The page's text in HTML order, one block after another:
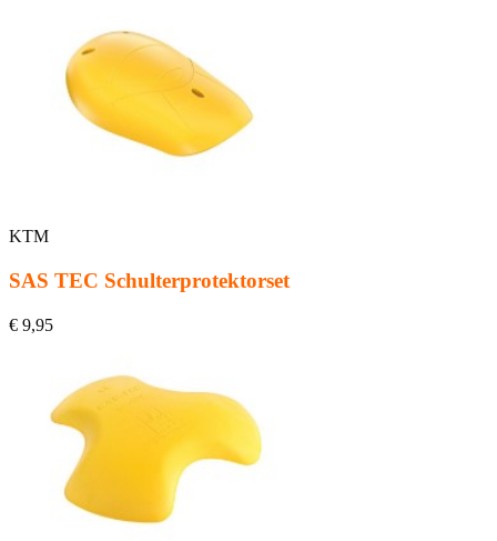
KTM
SAS TEC Schulterprotektorset
€ 9,95